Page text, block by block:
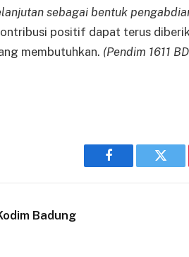
sebagai bentuk
positif dapat terus
membutuhkan. (Pendim 1611
Facebook
Badung